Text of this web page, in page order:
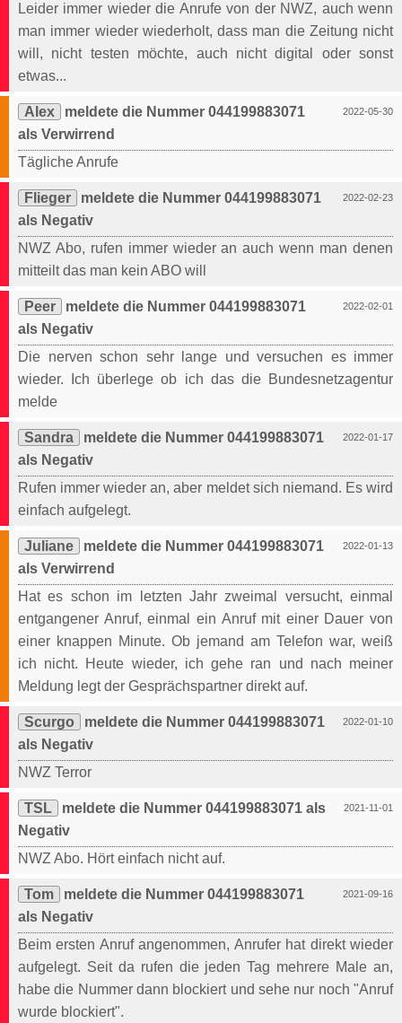
Leider immer wieder die Anrufe von der NWZ, auch wenn
man immer wieder wiederholt, dass man die Zeitung nicht
will, nicht testen möchte, auch nicht digital oder sonst
etwas...
2022-05-30
Alex
meldete die Nummer 044199883071
als Verwirrend
Tägliche Anrufe
2022-02-23
Flieger
meldete die Nummer 044199883071
als Negativ
NWZ Abo, rufen immer wieder an auch wenn man denen
mitteilt das man kein ABO will
2022-02-01
Peer
meldete die Nummer 044199883071
als Negativ
Die nerven schon sehr lange und versuchen es immer
wieder. Ich überlege ob ich das die Bundesnetzagentur
melde
2022-01-17
Sandra
meldete die Nummer 044199883071
als Negativ
Rufen immer wieder an, aber meldet sich niemand. Es wird
einfach aufgelegt.
2022-01-13
Juliane
meldete die Nummer 044199883071
als Verwirrend
Hat es schon im letzten Jahr zweimal versucht, einmal
entgangener Anruf, einmal ein Anruf mit einer Dauer von
einer knappen Minute. Ob jemand am Telefon war, weiß
ich nicht. Heute wieder, ich gehe ran und nach meiner
Meldung legt der Gesprächspartner direkt auf.
2022-01-10
Scurgo
meldete die Nummer 044199883071
als Negativ
NWZ Terror
2021-11-01
TSL
meldete die Nummer 044199883071 als
Negativ
NWZ Abo. Hört einfach nicht auf.
2021-09-16
Tom
meldete die Nummer 044199883071
als Negativ
Beim ersten Anruf angenommen, Anrufer hat direkt wieder
aufgelegt. Seit da rufen die jeden Tag mehrere Male an,
habe die Nummer dann blockiert und sehe nur noch "Anruf
wurde blockiert".